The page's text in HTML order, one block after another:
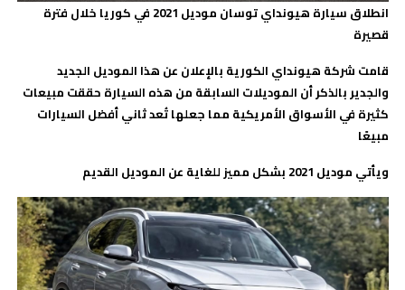
انطلاق سيارة هيونداي توسان موديل 2021 في كوريا خلال فترة
قصيرة
قامت شركة هيونداي الكورية بالإعلان عن هذا الموديل الجديد
والجدير بالذكر أن الموديلات السابقة من هذه السيارة حققت مبيعات
كثيرة في الأسواق الأمريكية مما جعلها تُعد ثاني أفضل السيارات
مبيعًا
ويأتي موديل 2021 بشكل مميز للغاية عن الموديل القديم